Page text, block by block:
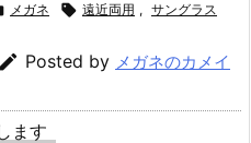
メガネ  遠近両用 , サングラス
 Posted by メガネのカメイ
ます